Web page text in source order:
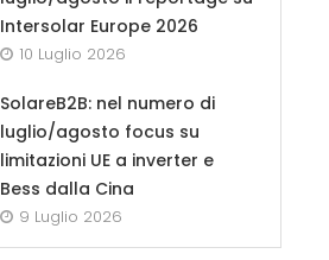
Intersolar Europe 2026
10 Luglio 2026
SolareB2B: nel numero di
luglio/agosto focus su
limitazioni UE a inverter e
Bess dalla Cina
9 Luglio 2026